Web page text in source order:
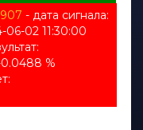
- дата сигнала:
06-02 11:30:00
%